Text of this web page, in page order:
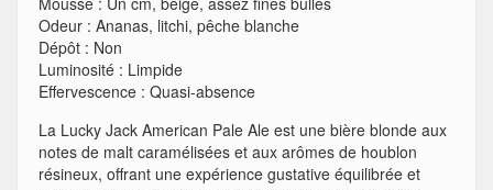
Odeur : Ananas, litchi, pêche blanche
Dépôt : Non
Luminosité : Limpide
Effervescence : Quasi-absence
La Lucky Jack American Pale Ale est une bière blonde aux
notes de malt caramélisées et aux arômes de houblon
résineux, offrant une expérience gustative équilibrée et